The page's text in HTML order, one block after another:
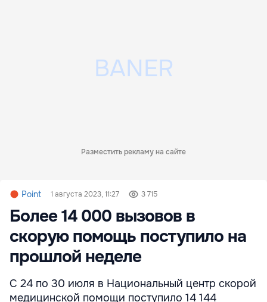
Разместить рекламу на сайте
Point 1 августа 2023, 11:27 3 715
Более 14 000 вызовов в
скорую помощь поступило на
прошлой неделе
С 24 по 30 июля в Национальный центр скорой
медицинской помощи поступило 14 144